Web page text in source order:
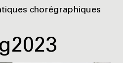
chorégraphiques